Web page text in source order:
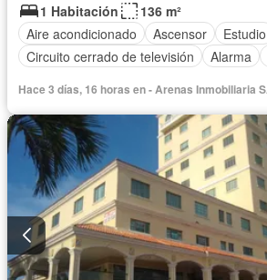
1 Habitación
136 m²
Aire acondicionado
Ascensor
Estudio
Circuito cerrado de televisión
Alarma
Hace 3 días, 16 horas en - Arenas Inmobiliaria